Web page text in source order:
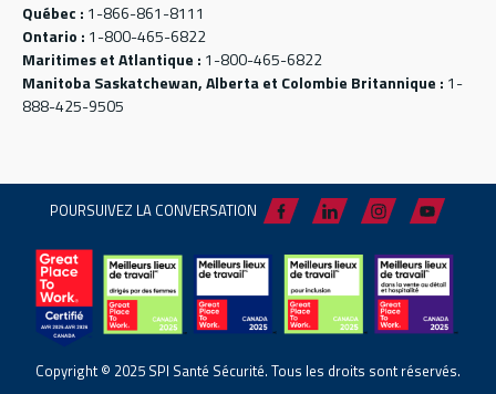
Québec : 1-866-861-8111
Ontario : 1-800-465-6822
Maritimes et Atlantique : 1-800-465-6822
Manitoba Saskatchewan, Alberta et Colombie Britannique : 1-
888-425-9505
POURSUIVEZ LA CONVERSATION
Copyright © 2025 SPI Santé Sécurité. Tous les droits sont réservés.